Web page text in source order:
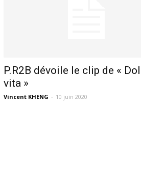
P.R2B dévoile le clip de «
vita »
Vincent KHENG - 10 juin 2020